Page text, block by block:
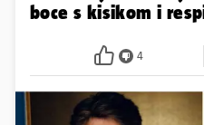
boce s kisikom i
4